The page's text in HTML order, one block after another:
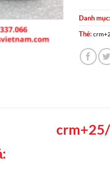
Danh
Thẻ: